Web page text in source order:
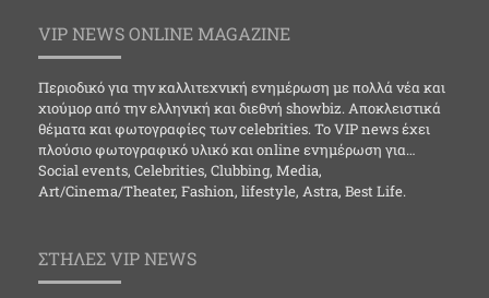
VIP NEWS ONLINE MAGAZINE
Περιοδικό για την καλλιτεχνική ενημέρωση με πολλά νέα και
χιούμορ από την ελληνική και διεθνή showbiz. Αποκλειστικά
θέματα και φωτογραφίες των celebrities. Το VIP news έχει
πλούσιο φωτογραφικό υλικό και online ενημέρωση για…
Social events, Celebrities, Clubbing, Media,
Art/Cinema/Theater, Fashion, lifestyle, Astra, Best Life.
ΣΤΗΛΕΣ VIP NEWS